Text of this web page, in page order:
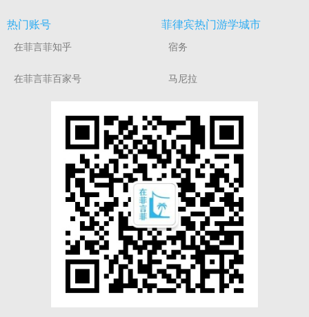
热门账号
在菲言菲知乎
在菲言菲百家号
菲律宾热门游学城市
宿务
马尼拉